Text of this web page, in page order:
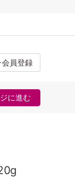
会員登録
に進む